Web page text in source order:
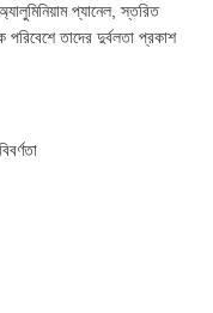
প্যানেল, স্তরিত
পরিবেশে তাদের দুর্বলতা প্রকাশ